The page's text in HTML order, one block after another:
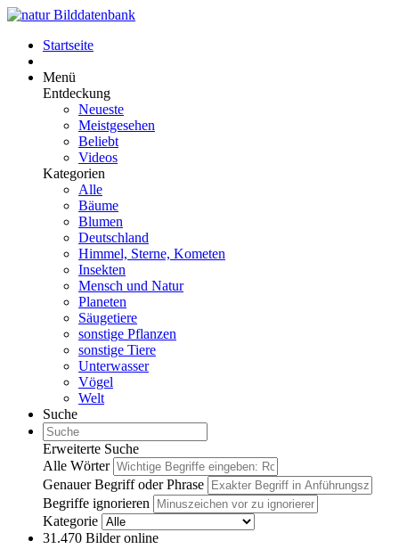
Startseite
Menü
Entdeckung
Neueste
Meistgesehen
Beliebt
Videos
Kategorien
Alle
Bäume
Blumen
Deutschland
Himmel, Sterne, Kometen
Insekten
Mensch und Natur
Planeten
Säugetiere
sonstige Pflanzen
sonstige Tiere
Unterwasser
Vögel
Welt
Suche
Erweiterte Suche
Alle Wörter
Genauer Begriff oder Phrase
Begriffe ignorieren
Kategorie
31.470 Bilder online